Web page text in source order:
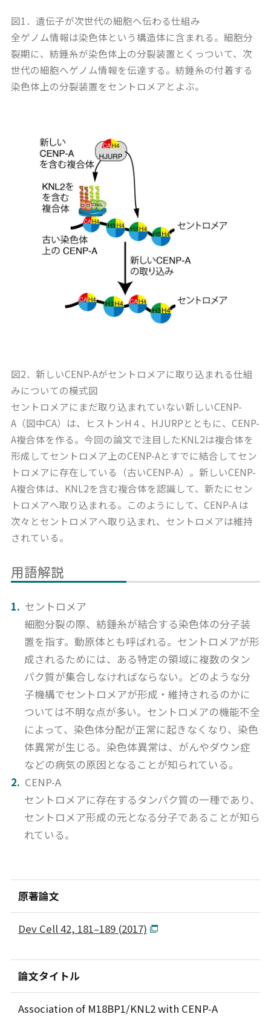
図1．遺伝子が次世代の細胞へ伝わる仕組み
全ゲノム情報は染色体という構造体に含まれる。細胞分
裂期に、紡錘糸が染色体上の分裂装置とくっついて、次
世代の細胞へゲノム情報を伝達する。紡錘糸の付着する
染色体上の分裂装置をセントロメアとよぶ。
図2．新しいCENP-Aがセントロメアに取り込まれる仕組
みについての模式図
セントロメアにまだ取り込まれていない新しいCENP-
A（図中CA）は、ヒストンH４、HJURPとともに、CENP-
A複合体を作る。今回の論文で注目したKNL2は複合体を
形成してセントロメア上のCENP-Aとすでに結合してセン
トロメアに存在している（古いCENP-A）。新しいCENP-
A複合体は、KNL2を含む複合体を認識して、新たにセン
トロメアへ取り込まれる。このようにして、CENP-A は
次々とセントロメアへ取り込まれ、セントロメアは維持
されている。
用語解説
セントロメア
細胞分裂の際、紡錘糸が結合する染色体の分子装
置を指す。動原体とも呼ばれる。セントロメアが形
成されるためには、ある特定の領域に複数のタン
パク質が集合しなければならない。どのような分
子機構でセントロメアが形成・維持されるのかに
ついては不明な点が多い。セントロメアの機能不全
によって、染色体分配が正常に起きなくなり、染色
体異常が生じる。染色体異常は、がんやダウン症
などの病気の原因となることが知られている。
CENP-A
セントロメアに存在するタンパク質の一種であり、
セントロメア形成の元となる分子であることが知ら
れている。
原著論文
Dev Cell 42, 181–189 (2017)
論文タイトル
Association of M18BP1/KNL2 with CENP-A